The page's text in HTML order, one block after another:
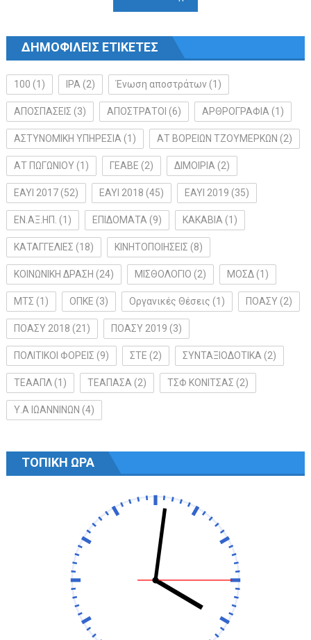
ΔΗΜΟΦΙΛΕΙΣ ΕΤΙΚΕΤΕΣ
100 (1) IPA(2) Ένωση αποστράτων(1)
ΑΠΟΣΠΑΣΕΙΣ (3) ΑΠΟΣΤΡΑΤΟΙ (6) ΑΡΘΡΟΓΡΑΦΙΑ(1)
ΑΣΤΥΝΟΜΙΚΗ ΥΠΗΡΕΣΙΑ(1) ΑΤ ΒΟΡΕΙΩΝ ΤΖΟΥΜΕΡΚΩΝ (2)
ΑΤ ΠΩΓΩΝΙΟΥ(1) ΓΕΑΒΕ (2) ΔΙΜΟΙΡΙΑ(2)
ΕΑΥΙ 2017(52) ΕΑΥΙ 2018 (45) ΕΑΥΙ 2019 (35)
ΕΝ.ΑΞ.ΗΠ. (1) ΕΠΙΔΟΜΑΤΑ(9) ΚΑΚΑΒΙΑ(1)
ΚΑΤΑΓΓΕΛΙΕΣ (18) ΚΙΝΗΤΟΠΟΙΗΣΕΙΣ (8)
ΚΟΙΝΩΝΙΚΗ ΔΡΑΣΗ (24) ΜΙΣΘΟΛΟΓΙΟ (2) ΜΟΣΔ(1)
ΜΤΣ (1) ΟΠΚΕ (3) Οργανικές Θέσεις (1) ΠΟΑΣΥ(2)
ΠΟΑΣΥ 2018 (21) ΠΟΑΣΥ 2019 (3)
ΠΟΛΙΤΙΚΟΙ ΦΟΡΕΙΣ (9) ΣΤΕ (2) ΣΥΝΤΑΞΙΟΔΟΤΙΚΑ(2)
ΤΕΑΑΠΛ(1) ΤΕΑΠΑΣΑ(2) ΤΣΦ ΚΟΝΙΤΣΑΣ (2)
Υ.Α ΙΩΑΝΝΙΝΩΝ (4)
ΤΟΠΙΚΗ ΩΡΑ